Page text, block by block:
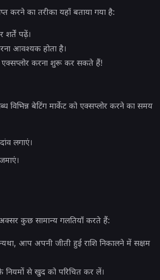
करने का तरीका यहाँ बताया गया है:
शर्तें पढ़ें।
आवश्यक होता है।
एक्सप्लोर करना शुरू कर सकते हैं!
बेटिंग मार्केट को एक्सप्लोर करने का समय
लगाएं।
कुछ सामान्य गलतियाँ करते हैं:
आप अपनी जीती हुई राशि निकालने में सक्षम
नियमों से खुद को परिचित कर लें।